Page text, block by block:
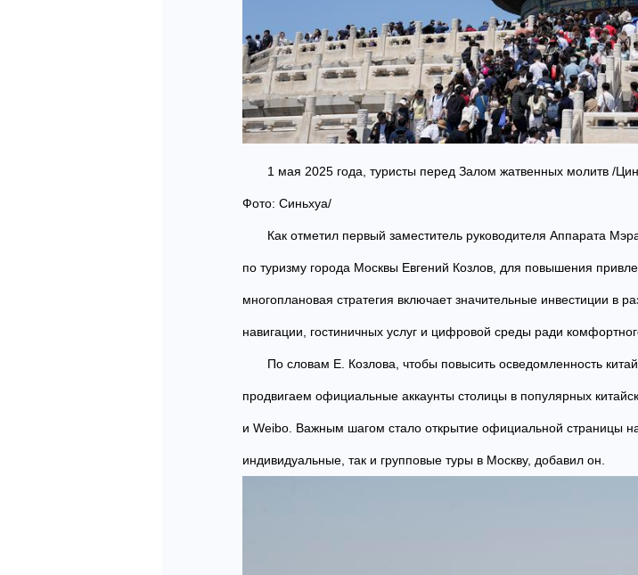
1 мая 2025 года, туристы перед Залом жатвенных молитв /
Фото: Синьхуа/
Как отметил первый заместитель руководителя Аппарата
по туризму города Москвы Евгений Козлов, для повышения
многоплановая стратегия включает значительные инвестиции в
навигации, гостиничных услуг и цифровой среды ради
По словам Е. Козлова, чтобы повысить осведомленность
продвигаем официальные аккаунты столицы в популярных
и Weibo. Важным шагом стало открытие официальной страницы
индивидуальные, так и групповые туры в Москву, добавил он.